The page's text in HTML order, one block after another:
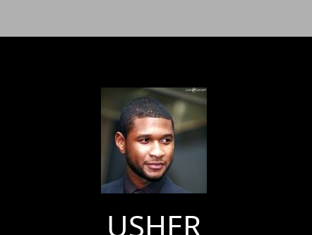
USHER